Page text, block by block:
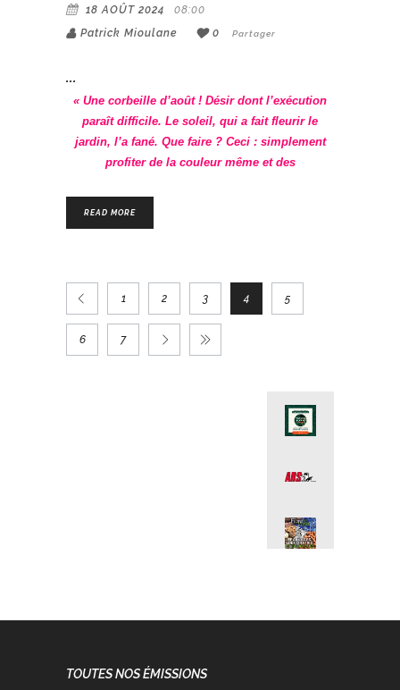
18 AOÛT 2024
08:00
Patrick Mioulane
0 Partager
« Une corbeille d’août ! Désir dont l’exécution
paraît difficile. Le soleil, qui a fait fleurir le
jardin, l’a fané. Que faire ? Ceci : simplement
profiter de la couleur même et des
READ MORE
1 2 3 4 5
6 7
TOUTES NOS ÉMISSIONS